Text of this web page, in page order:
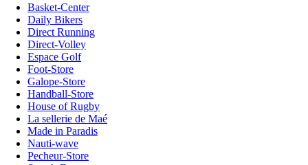
Basket-Center
Daily Bikers
Direct Running
Direct-Volley
Espace Golf
Foot-Store
Galope-Store
Handball-Store
House of Rugby
La sellerie de Maé
Made in Paradis
Nauti-wave
Pecheur-Store